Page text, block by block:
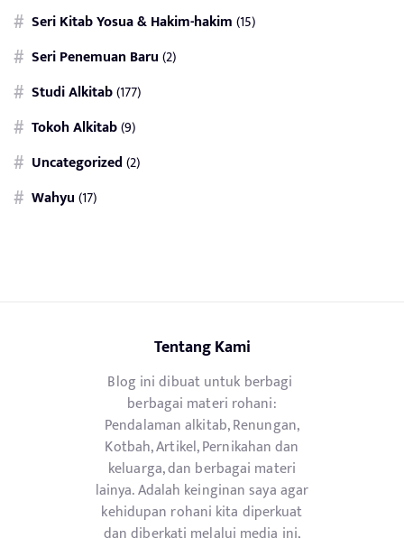
Seri Kitab Yosua & Hakim-hakim(15)
Seri Penemuan Baru(2)
Studi Alkitab(177)
Tokoh Alkitab(9)
Uncategorized(2)
Wahyu(17)
Tentang Kami
Blog ini dibuat untuk berbagi
berbagai materi rohani:
Pendalaman alkitab, Renungan,
Kotbah, Artikel, Pernikahan dan
keluarga, dan berbagai materi
lainya. Adalah keinginan saya agar
kehidupan rohani kita diperkuat
dan diberkati melalui media ini,